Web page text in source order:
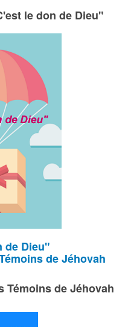
le don de Dieu"
de Dieu"
de Jéhovah
Témoins de Jéhovah